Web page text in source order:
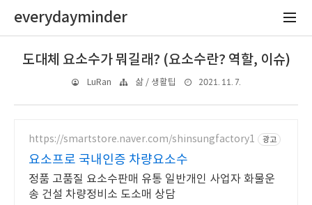
everydayminder
도대체 요소수가 뭐길래? (요소수란? 역할, 이슈)
LuRan 삶 / 생활팁 2021. 11. 7.
https://smartstore.naver.com/shinsungfactory1 광고
요소프로 국내인증 차량요소수
정품 고품질 요소수판매 유통 일반개인 사업자 화물운
송 건설 차량정비소 도소매 상담